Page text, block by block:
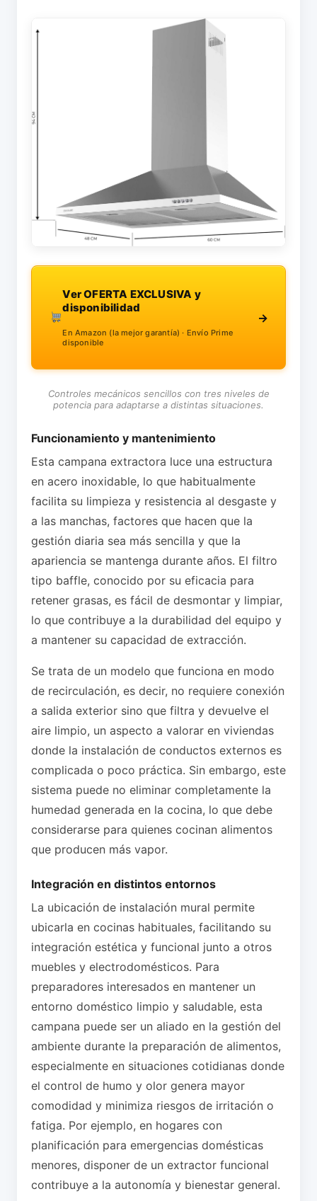
Ver OFERTA EXCLUSIVA y
disponibilidad
En Amazon (la mejor garantía) · Envío Prime
disponible
→
Controles mecánicos sencillos con tres niveles de
potencia para adaptarse a distintas situaciones.
Funcionamiento y mantenimiento
Esta campana extractora luce una estructura
en acero inoxidable, lo que habitualmente
facilita su limpieza y resistencia al desgaste y
a las manchas, factores que hacen que la
gestión diaria sea más sencilla y que la
apariencia se mantenga durante años. El filtro
tipo baffle, conocido por su eficacia para
retener grasas, es fácil de desmontar y limpiar,
lo que contribuye a la durabilidad del equipo y
a mantener su capacidad de extracción.
Se trata de un modelo que funciona en modo
de recirculación, es decir, no requiere conexión
a salida exterior sino que filtra y devuelve el
aire limpio, un aspecto a valorar en viviendas
donde la instalación de conductos externos es
complicada o poco práctica. Sin embargo, este
sistema puede no eliminar completamente la
humedad generada en la cocina, lo que debe
considerarse para quienes cocinan alimentos
que producen más vapor.
Integración en distintos entornos
La ubicación de instalación mural permite
ubicarla en cocinas habituales, facilitando su
integración estética y funcional junto a otros
muebles y electrodomésticos. Para
preparadores interesados en mantener un
entorno doméstico limpio y saludable, esta
campana puede ser un aliado en la gestión del
ambiente durante la preparación de alimentos,
especialmente en situaciones cotidianas donde
el control de humo y olor genera mayor
comodidad y minimiza riesgos de irritación o
fatiga. Por ejemplo, en hogares con
planificación para emergencias domésticas
menores, disponer de un extractor funcional
contribuye a la autonomía y bienestar general.